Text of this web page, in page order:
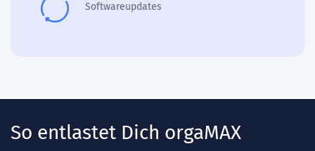
Softwareupdates
So entlastet Dich orgaMAX